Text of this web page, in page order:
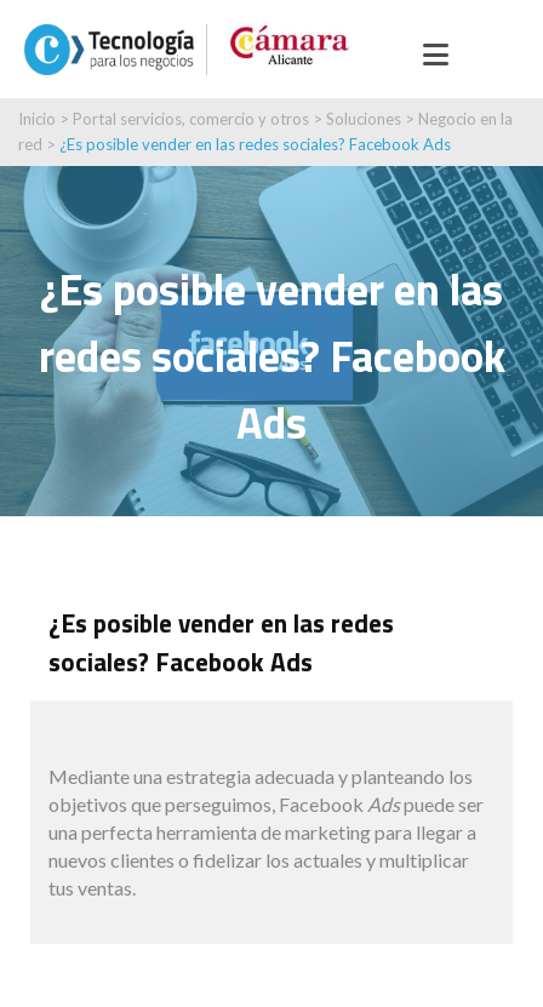
Inicio > Portal servicios, comercio y otros > Soluciones > Negocio en la
red > ¿Es posible vender en las redes sociales? Facebook Ads
¿Es posible vender en las
redes sociales? Facebook
Ads
¿Es posible vender en las redes
sociales? Facebook Ads
Mediante una estrategia adecuada y planteando los
objetivos que perseguimos, Facebook Adspuede ser
una perfecta herramienta de marketing para llegar a
nuevos clientes o fidelizar los actuales y multiplicar
tus ventas.